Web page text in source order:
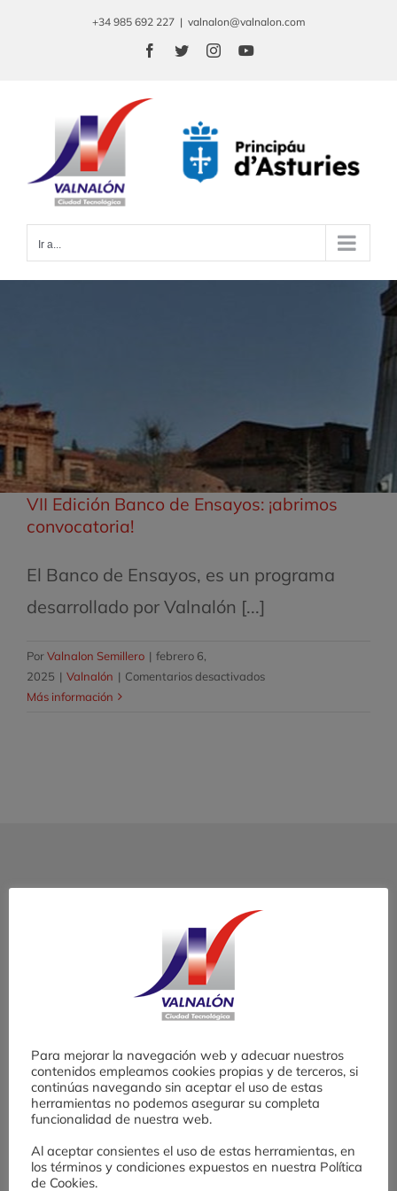
+34 985 692 227 | valnalon@valnalon.com
Facebook
TwitterInstagramYouTube
Ir a...
VII Edición Banco de Ensayos: ¡abrimos
convocatoria!
El Banco de Ensayos, es un programa
desarrollado por Valnalón [...]
PorValnalon Semillero | febrero 6,
2025 | Valnalón | Comentarios desactivadosen
Más información
Ciudad Industrial del Valle del Nalón
C/ Hornos Altos s/n
33930 Langreo, Asturias. España.
Email:valnalon@valnalon.com
Para mejorar la navegación web y adecuar nuestros
contenidos empleamos cookies propias y de terceros, si
continúas navegando sin aceptar el uso de estas
herramientas no podemos asegurar su completa
funcionalidad de nuestra web.
Al aceptar consientes el uso de estas herramientas, en
los términos y condiciones expuestos en nuestra Política
de Cookies.